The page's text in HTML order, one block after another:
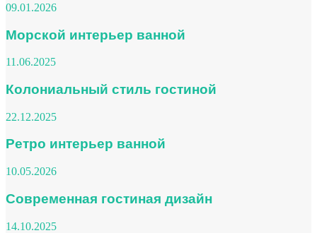
09.01.2026
Морской интерьер ванной
11.06.2025
Колониальный стиль гостиной
22.12.2025
Ретро интерьер ванной
10.05.2026
Современная гостиная дизайн
14.10.2025